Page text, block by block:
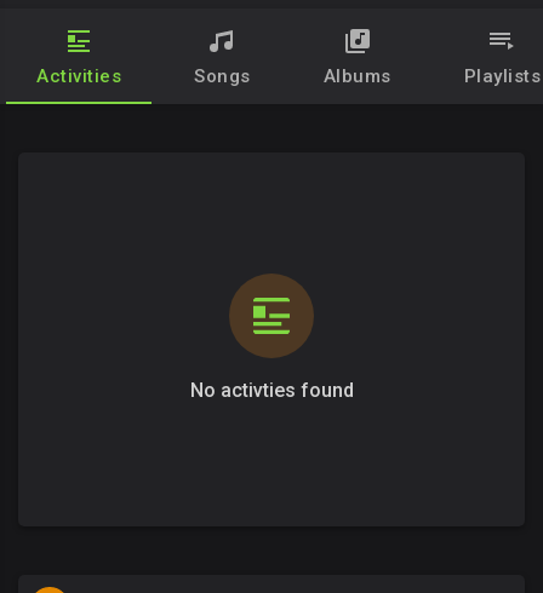
Activities Songs Albums Playlists
No activties found